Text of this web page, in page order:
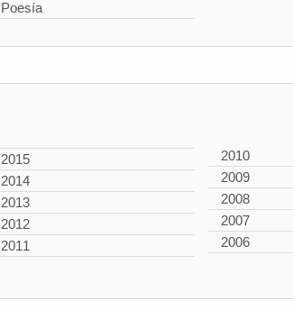
Poesía
2015
2014
2013
2012
2011
2010
2009
2008
2007
2006